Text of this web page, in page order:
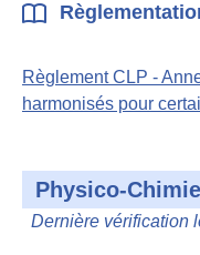
Règlement CLP -
harmonisés pour
Physico-Chimie
Dernière vérification